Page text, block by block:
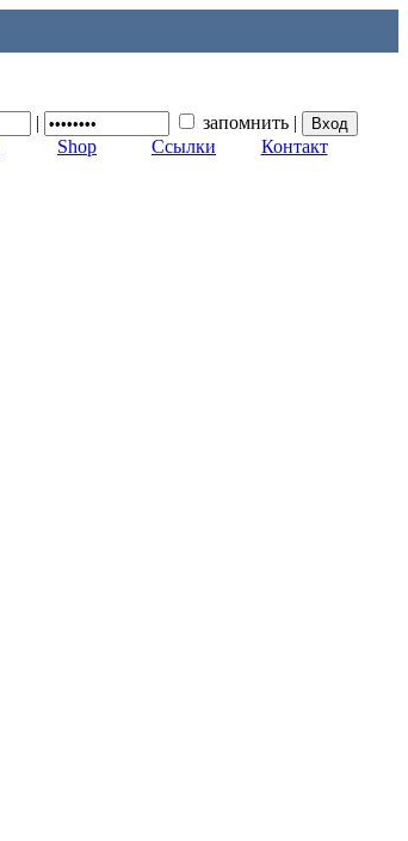
| запомнить |
Shop Ссылки Контакт